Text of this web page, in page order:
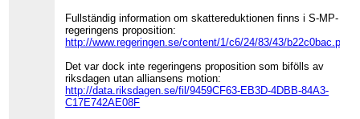
Fullständig information om skattereduktionen finns i S-MP-
regeringens proposition:
http://www.regeringen.se/content/1/c6/24/83/43/b22c0bac.pdf
Det var dock inte regeringens proposition som bifölls av
riksdagen utan alliansens motion:
http://data.riksdagen.se/fil/9459CF63-EB3D-4DBB-84A3-
C17E742AE08F